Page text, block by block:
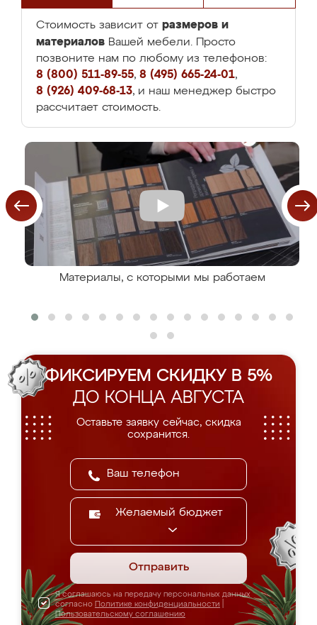
Стоимость зависит от размеров и
материалов Вашей мебели. Просто
позвоните нам по любому из телефонов:
8 (800) 511-89-55, 8 (495) 665-24-01,
8 (926) 409-68-13, и наш менеджер быстро
рассчитает стоимость.
Материалы, с которыми мы работаем
ФИКСИРУЕМ СКИДКУ В 5%
ДО КОНЦА АВГУСТА
Оставьте заявку сейчас, скидка
сохранится.
Желаемый бюджет
Отправить
Я соглашаюсь на передачу персональных данных
согласно Политике конфиденциальности
Пользовательскому соглашению